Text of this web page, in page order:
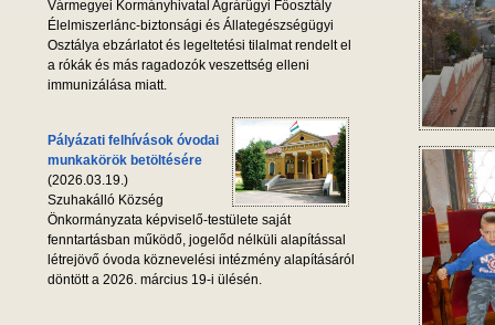
Vármegyei Kormányhivatal Agrárügyi Főosztály
Élelmiszerlánc-biztonsági és Állategészségügyi
Osztálya ebzárlatot és legeltetési tilalmat rendelt el
a rókák és más ragadozók veszettség elleni
immunizálása miatt.
Pályázati felhívások óvodai
munkakörök betöltésére
(2026.03.19.)
Szuhakálló Község
Önkormányzata képviselő-testülete saját
fenntartásban működő, jogelőd nélküli alapítással
létrejövő óvoda köznevelési intézmény alapításáról
döntött a 2026. március 19-i ülésén.